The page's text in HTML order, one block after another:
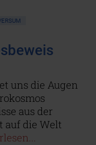
uns die Augen
aus der
auf die Welt